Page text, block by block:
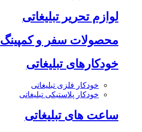
لوازم تحریر تبلیغاتی
محصولات سفر و کمپینگ
خودکارهای تبلیغاتی
خودکار فلزی تبلیغاتی
خودکار پلاستیکی تبلیغاتی
ساعت های تبلیغاتی